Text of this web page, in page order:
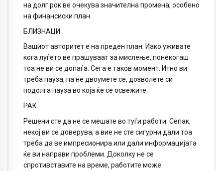
на долг рок ве очекува значителна промена, особено
на финансиски план.
БЛИЗНАЦИ
Вашиот авторитет е на преден план. Иако уживате
кога луѓето ве прашуваат за мислење, понекогаш
тоа не ви се допаѓа. Сега е таков момент. Итно ви
треба пауза, па не двоумете се, дозволете си
подолга пауза во која ќе се освежите.
РАК
Решени сте да не се мешате во туѓи работи. Сепак,
некој ви се доверува, а вие не сте сигурни дали тоа
треба да ве импресионира или дали информацијата
ќе ви направи проблеми. Доколку не се
спротивставите на време, работите може